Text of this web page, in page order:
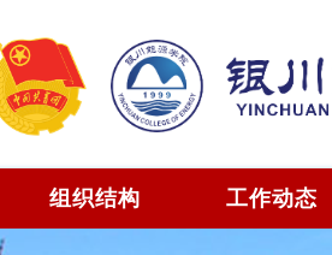
组织结构 工作动态